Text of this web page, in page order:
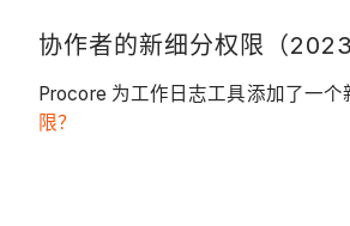
协作者的新细分权限（
Procore 为工作日志工具添加了一
限？